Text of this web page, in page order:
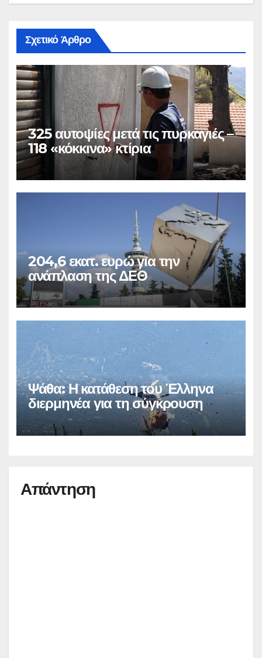
Σχετικό Άρθρο
325 αυτοψίες μετά τις πυρκαγιές –
118 «κόκκινα» κτίρια
204,6 εκατ. ευρώ για την
ανάπλαση της ΔΕΘ
Ψάθα: Η κατάθεση του Έλληνα
διερμηνέα για τη σύγκρουση
Απάντηση